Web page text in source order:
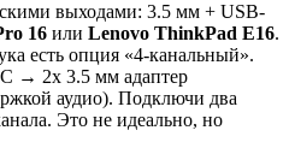
выходами: 3.5 мм + USB-
16 или Lenovo ThinkPad E16.
есть опция «4-канальный».
→ 2x 3.5 мм адаптер
аудио). Подключи два
Это не идеально, но